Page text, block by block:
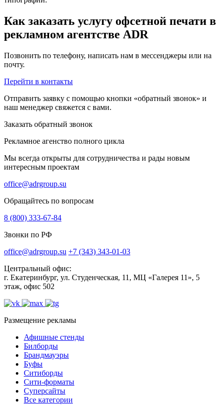
Как заказать услугу офсетной печати в
рекламном агентстве ADR
Позвонить по телефону, написать нам в мессенджеры или на
почту.
Перейти в контакты
Отправить заявку с помощью кнопки «обратный звонок» и
наш менеджер свяжется с вами.
Заказать обратный звонок
Рекламное агенство полного цикла
Мы всегда открыты для сотрудничества и рады новым
интересным проектам
office@adrgroup.su
Обращайтесь по вопросам
8 (800) 333-67-84
Звонки по РФ
office@adrgroup.su +7 (343) 343-01-03
Центральный офис:
г. Екатеринбург, ул. Студенческая, 11, МЦ «Галерея 11», 5
этаж, офис 502
Размещение рекламы
Афишные стенды
Билборды
Брандмауэры
Буфы
Ситиборды
Сити-форматы
Суперсайты
Все категории